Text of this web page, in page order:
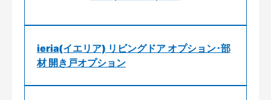
ieria(イエリア) リビングドア オプション･部
材 開き戸オプション